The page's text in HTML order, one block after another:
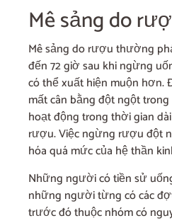
Mê sảng do
Mê sảng do rượu thường
đến 72 giờ sau khi ngừng
có thể xuất hiện muộn hơn.
mất cân bằng đột ngột
hoạt động trong thời gian
rượu. Việc ngừng rượu đột
hóa quá mức của hệ thần
Những người có tiền sử
những người từng có các
trước đó thuộc nhóm có